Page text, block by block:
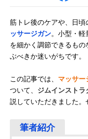
筋トレ後のケアや、日
ッサージガン。小型・
を細かく調節できるも
ぶべきか迷いがちです。
この記事では、 マッサー
ついて、 ジムインスト
説していただきました。